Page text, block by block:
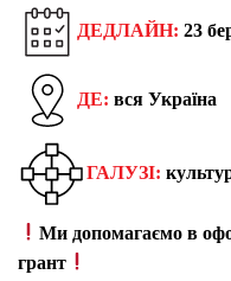
ДЕДЛАЙН: 23
ДЕ: вся Україна
ГАЛУЗІ:
Ми допомагаємо в
грант